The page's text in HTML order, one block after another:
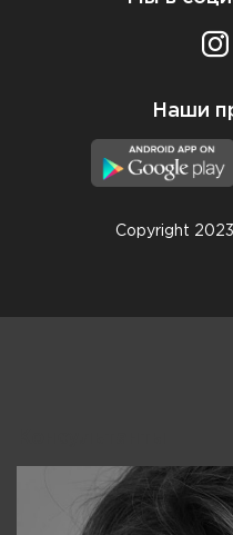
Наши
Copyright